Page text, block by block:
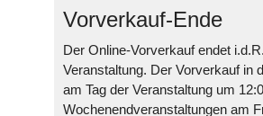
Vorverkauf-Ende
Der Online-Vorverkauf endet
Veranstaltung. Der Vorverkauf in
am Tag der Veranstaltung um
Wochenendveranstaltungen am